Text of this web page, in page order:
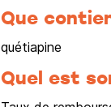
Que
quétiapine
Quel est